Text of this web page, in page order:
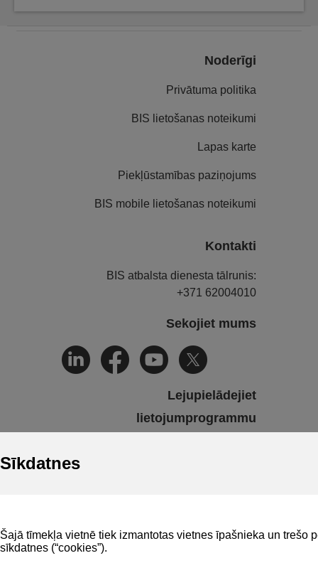
Sīkdatnes
Šajā tīmekļa vietnē tiek izmantotas vietnes īpašnieka un trešo
sīkdatnes (“cookies”).
Noderīgi
Privātuma politika
BIS lietošanas noteikumi
Lapas karte
Piekļūstamības paziņojums
BIS mobile lietošanas noteikumi
Kontakti
BIS atbalsta dienesta tālrunis:
+371 62004010
Sekojiet mums
Lejupielādejiet
lietojumprogrammu